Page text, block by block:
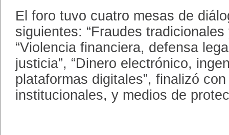
El foro tuvo cuatro mesas de
siguientes: “Fraudes tradicionales
“Violencia financiera, defensa
justicia”, “Dinero electrónico,
plataformas digitales”, finalizó
institucionales, y medios de